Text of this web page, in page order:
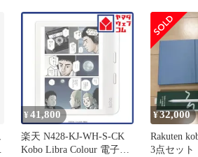
コボ リブラツー 液晶保
護 指紋がつきにくい 防
指紋 高光沢
¥ 41,800
楽天 N428-KJ-WH-S-CK
Kobo Libra Colour 電子書
¥32,000
Rakuten
3点セット